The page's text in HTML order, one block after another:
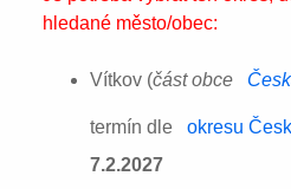
hledané město/obec:
Vítkov (část obce
termín dle okresu
7.2.2027